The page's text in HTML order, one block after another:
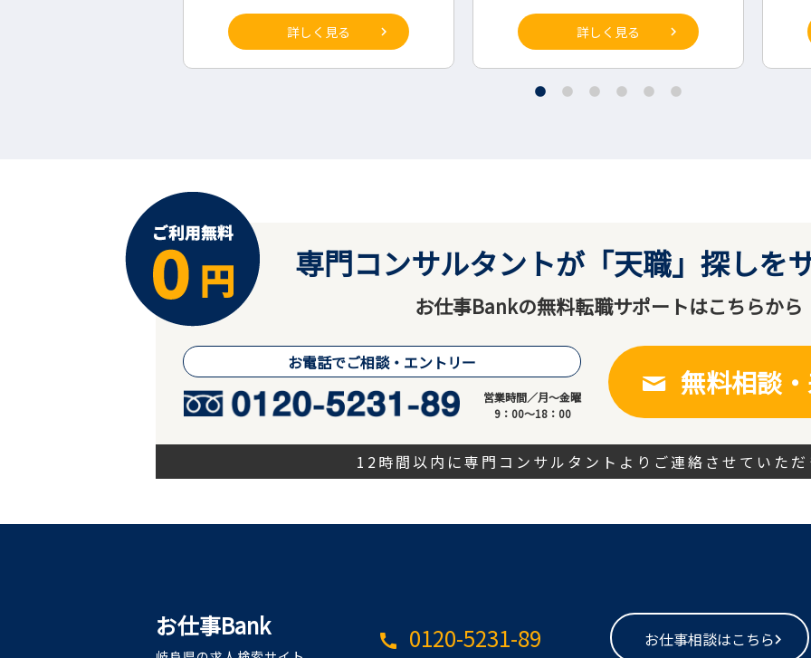
詳しく見る 詳しく見る
専門コンサルタントが「天職」探しを
お仕事Bankの無料転職サポートはこちらから
お電話でご相談・エントリー
営業時間／月～金曜
9：00～18：00
無料相談
12時間以内に専門コンサルタントよりご連絡させていた
お仕事Bank
call 0120-5231-89 お仕事相談はこちら